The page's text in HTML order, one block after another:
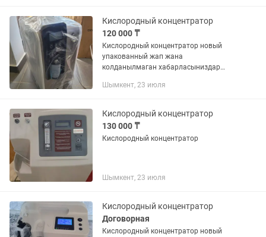
Кислородный концентратор
120 000 ₸
Кислородный концентратор новый
упакованный жап жана
колданылмаган хабарласыниздар
бар
Шымкент, 23 июля
Кислородный концентратор
130 000 ₸
Кислородный концентратор
Шымкент, 23 июля
Кислородный концентратор
Договорная
Кислородный концентратор новый